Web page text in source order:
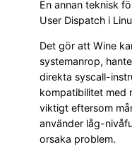
En annan teknisk
User Dispatch i
Det gör att Wine
systemanrop,
direkta syscall-
kompatibilitet med
viktigt eftersom
använder låg-
orsaka problem.